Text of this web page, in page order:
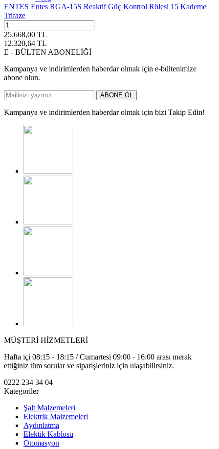
ENTES Entes RGA-15S Reaktif Güç Kontrol Rölesi 15 Kademe
Trifaze
25.668,00 TL
12.320,64 TL
E - BÜLTEN ABONELİĞİ
Kampanya ve indirimlerden haberdar olmak için e-bültenimize
abone olun.
ABONE OL
Kampanya ve indirimlerden haberdar olmak için bizi Takip Edin!
MÜŞTERİ HİZMETLERİ
Hafta içi 08:15 - 18:15 / Cumartesi 09:00 - 16:00 arası merak
ettiğiniz tüm sorular ve siparişleriniz için ulaşabilirsiniz.
0222 234 34 04
Kategoriler
Şalt Malzemeleri
Elektrik Malzemeleri
Aydınlatma
Elektik Kablosu
Otomasyon